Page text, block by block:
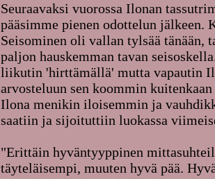
Seuraavaksi vuorossa Ilonan
pääsimme pienen odottelun
Seisominen oli vallan tylsää
paljon hauskemman tavan
liikutin 'hirttämällä' mutta vapautin
arvosteluun sen koommin
Ilona menikin iloisemmin ja
saatiin ja sijoituttiin luokassa
"Erittäin hyväntyyppinen
täyteläisempi, muuten hyvä pää.